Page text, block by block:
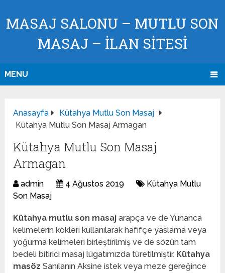
MASAJ SALONU – MUTLU SON
MASAJ – İLAN SİTESİ
MENU
Anasayfa
Kütahya Mutlu Son Masaj
Kütahya Mutlu Son Masaj Armagan
Kütahya Mutlu Son Masaj
Armagan
admin 4 Ağustos 2019
Kütahya Mutlu
Son Masaj
Kütahya mutlu son masaj arapça ve de Yunanca
kelimelerin kökleri kullanılarak hafifçe yaslama veya
yoğurma kelimeleri birleştirilmiş ve de sözün tam
bedeli bitirici masaj lügatımızda türetilmiştir. Kütahya
masözSanılanın Aksine istek veya meze gereğince